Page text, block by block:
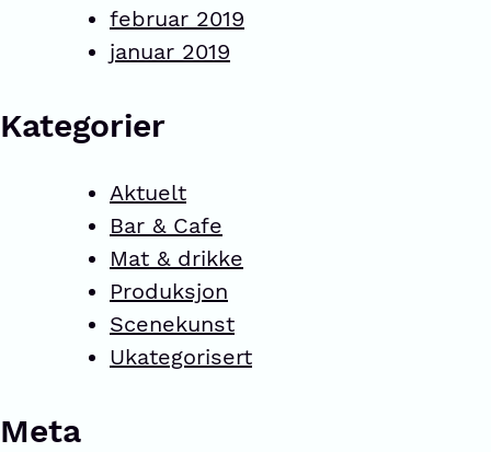
februar 2019
januar 2019
Kategorier
Aktuelt
Bar & Cafe
Mat & drikke
Produksjon
Scenekunst
Ukategorisert
Meta